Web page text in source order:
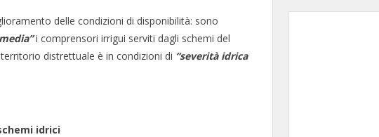
delle condizioni di disponibilità: sono
i comprensori irrigui serviti dagli schemi del
distrettuale è in condizioni di “severità idrica
idrici